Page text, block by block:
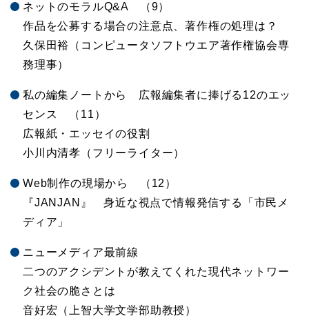
ネットのモラルQ&A （9）
作品を公募する場合の注意点、著作権の処理は？
久保田裕（コンピュータソフトウエア著作権協会専
務理事）
私の編集ノートから 広報編集者に捧げる12のエッ
センス （11）
広報紙・エッセイの役割
小川内清孝（フリーライター）
Web制作の現場から （12）
『JANJAN』 身近な視点で情報発信する「市民メ
ディア」
ニューメディア最前線
二つのアクシデントが教えてくれた現代ネットワー
ク社会の脆さとは
音好宏（上智大学文学部助教授）